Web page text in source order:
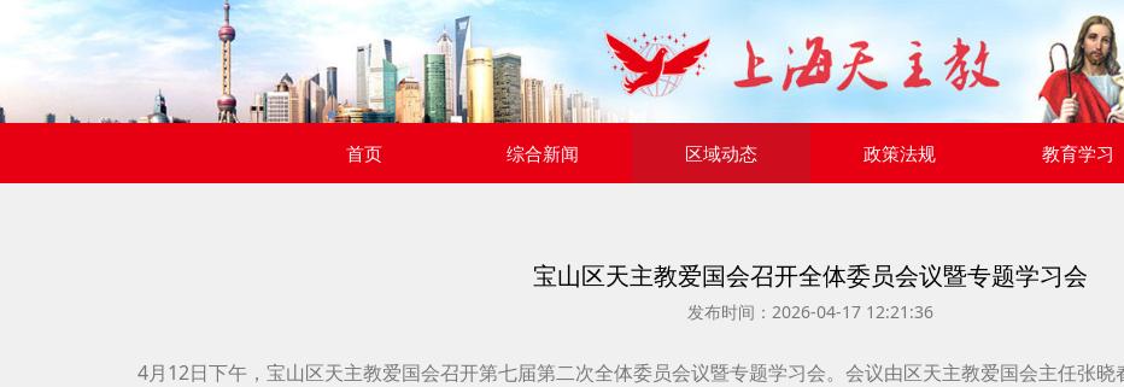
首页 综合新闻 区域动态 政策法规 教育学习
宝山区天主教爱国会召开全体委员会议暨专题学习会
发布时间：2026-04-17 12:21:36
4月12日下午，宝山区天主教爱国会召开第七届第二次全体委员会议暨专题学习会。会议由区天主教爱国会主任张